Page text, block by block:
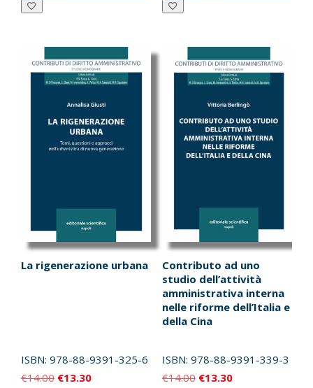
La rigenerazione urbana
ISBN: 978-88-9391-325-6
€14.00 Il
€13.30Il
Contributo ad uno
studio dell’attività
amministrativa interna
nelle riforme dell’Italia e
della Cina
ISBN: 978-88-9391-339-3
€14.00 Il
€13.30Il